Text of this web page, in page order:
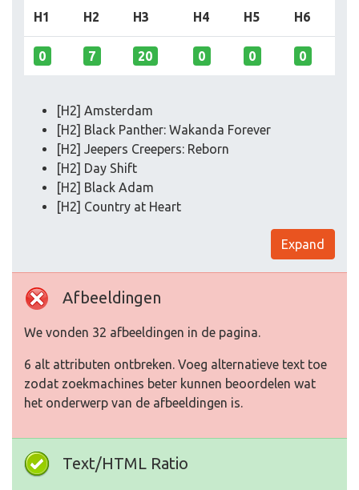
H1 H2 H3 H4 H5 H6
0 7 20 0 0 0
[H2] Amsterdam
[H2] Black Panther: Wakanda Forever
[H2] Jeepers Creepers: Reborn
[H2] Day Shift
[H2] Black Adam
[H2] Country at Heart
Expand
Afbeeldingen
We vonden 32 afbeeldingen in de pagina.
6 alt attributen ontbreken. Voeg alternatieve text toe
zodat zoekmachines beter kunnen beoordelen wat
het onderwerp van de afbeeldingen is.
Text/HTML Ratio